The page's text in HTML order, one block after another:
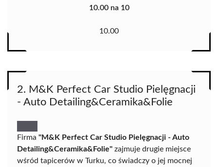
10.00 na 10
10.00
2. M&K Perfect Car Studio Pielęgnacji
- Auto Detailing&Ceramika&Folie
Firma "M&K Perfect Car Studio Pielęgnacji - Auto
Detailing&Ceramika&Folie" zajmuje drugie miejsce
wśród tapicerów w Turku, co świadczy o jej mocnej